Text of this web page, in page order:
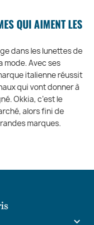
QUI AIMENT LES
dans les lunettes de
mode. Avec ses
italienne réussit
qui vont donner à
Okkia, c’est le
alors fini de
marques.
